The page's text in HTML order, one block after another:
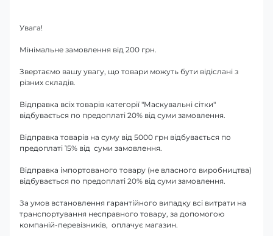
Увага!
Мінімальне замовлення від 200 грн.
Звертаємо вашу увагу, що товари можуть бути відіслані з
різних складів.
Відправка всіх товарів категорії "Маскувальні сітки"
відбувається по предоплаті 20% від суми замовлення.
Відправка товарів на суму від 5000 грн відбувається по
предоплаті 15% від суми замовлення.
Відправка імпортованого товару (не власного виробництва)
відбувається по предоплаті 20% від суми замовлення.
За умов встановлення гарантійного випадку всі витрати на
транспортування несправного товару, за допомогою
компаній-перевізників, оплачує магазин.